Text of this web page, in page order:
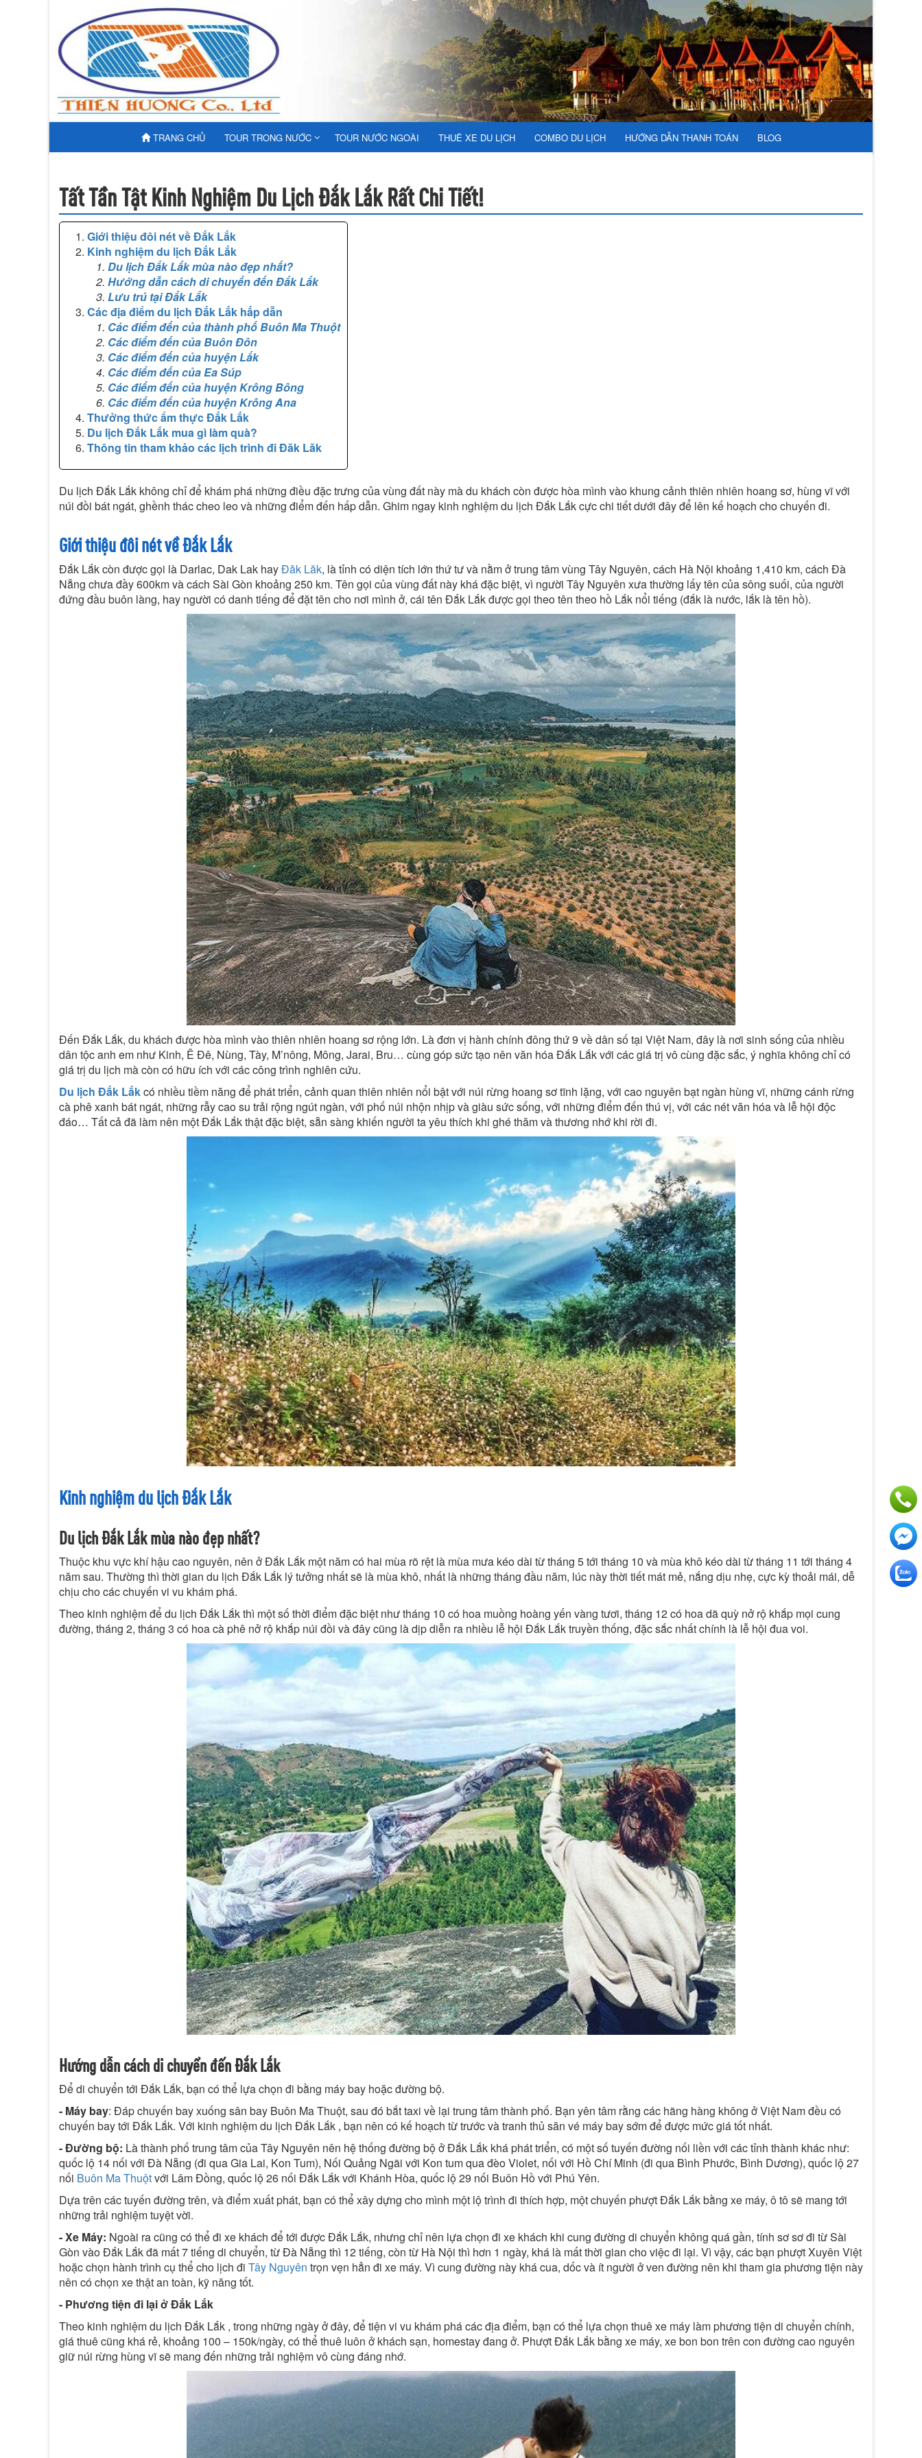
TRANG CHỦ TOUR TRONG NƯỚC TOUR NƯỚC NGOÀI THUÊ XE DU LỊCH COMBO DU LỊCH HƯỚNG DẪN THANH TOÁN BLOG
Tất Tần Tật Kinh Nghiệm Du Lịch Đắk Lắk Rất Chi Tiết!
Giới thiệu đôi nét về Đắk Lắk
Kinh nghiệm du lịch Đắk Lắk
Du lịch Đắk Lắk mùa nào đẹp nhất?
Hướng dẫn cách di chuyển đến Đắk Lắk
Lưu trú tại Đắk Lắk
Các địa điểm du lịch Đắk Lắk hấp dẫn
Các điểm đến của thành phố Buôn Ma Thuột
Các điểm đến của Buôn Đôn
Các điểm đến của huyện Lắk
Các điểm đến của Ea Súp
Các điểm đến của huyện Krông Bông
Các điểm đến của huyện Krông Ana
Thưởng thức ẩm thực Đắk Lắk
Du lịch Đắk Lắk mua gì làm quà?
Thông tin tham khảo các lịch trình đi Đăk Lăk
Du lịch Đắk Lắk không chỉ để khám phá những điều đặc trưng của vùng đất này mà du khách còn được hòa mình vào khung cảnh thiên nhiên hoang sơ, hùng vĩ với
núi đồi bát ngát, ghềnh thác cheo leo và những điểm đến hấp dẫn. Ghim ngay kinh nghiệm du lịch Đắk Lắk cực chi tiết dưới đây để lên kế hoạch cho chuyến đi.
Giới thiệu đôi nét về Đắk Lắk
Đắk Lắk còn được gọi là Darlac, Dak Lak hayĐăk Lăk, là tỉnh có diện tích lớn thứ tư và nằm ở trung tâm vùng Tây Nguyên, cách Hà Nội khoảng 1,410 km, cách Đà
Nẵng chưa đầy 600km và cách Sài Gòn khoảng 250 km. Tên gọi của vùng đất này khá đặc biệt, vì người Tây Nguyên xưa thường lấy tên của sông suối, của người
đứng đầu buôn làng, hay người có danh tiếng để đặt tên cho nơi mình ở, cái tên Đắk Lắk được gọi theo tên theo hồ Lắk nổi tiếng (đắk là nước, lắk là tên hồ).
Đến Đắk Lắk, du khách được hòa mình vào thiên nhiên hoang sơ rộng lớn. Là đơn vị hành chính đông thứ 9 về dân số tại Việt Nam, đây là nơi sinh sống của nhiều
dân tộc anh em như Kinh, Ê Đê, Nùng, Tày, M’nông, Mông, Jarai, Bru… cùng góp sức tạo nên văn hóa Đắk Lắk với các giá trị vô cùng đặc sắc, ý nghĩa không chỉ có
giá trị du lịch mà còn có hữu ích với các công trình nghiên cứu.
Du lịch Đắk Lắkcó nhiều tiềm năng để phát triển, cảnh quan thiên nhiên nổi bật với núi rừng hoang sơ tĩnh lặng, với cao nguyên bạt ngàn hùng vĩ, những cánh rừng
cà phê xanh bát ngát, những rẫy cao su trải rộng ngút ngàn, với phố núi nhộn nhịp và giàu sức sống, với những điểm đến thú vị, với các nét văn hóa và lễ hội độc
đáo… Tất cả đã làm nên một Đắk Lắk thật đặc biệt, sẵn sàng khiến người ta yêu thích khi ghé thăm và thương nhớ khi rời đi.
Kinh nghiệm du lịch Đắk Lắk
Du lịch Đắk Lắk mùa nào đẹp nhất?
Thuộc khu vực khí hậu cao nguyên, nên ở Đắk Lắk một năm có hai mùa rõ rệt là mùa mưa kéo dài từ tháng 5 tới tháng 10 và mùa khô kéo dài từ tháng 11 tới tháng 4
năm sau. Thường thì thời gian du lịch Đắk Lắk lý tưởng nhất sẽ là mùa khô, nhất là những tháng đầu năm, lúc này thời tiết mát mẻ, nắng dịu nhẹ, cực kỳ thoải mái, dễ
chịu cho các chuyến vi vu khám phá.
Theo kinh nghiệm để du lịch Đắk Lắk thì một số thời điểm đặc biệt như tháng 10 có hoa muồng hoàng yến vàng tươi, tháng 12 có hoa dã quỳ nở rộ khắp mọi cung
đường, tháng 2, tháng 3 có hoa cà phê nở rộ khắp núi đồi và đây cũng là dịp diễn ra nhiều lễ hội Đắk Lắk truyền thống, đặc sắc nhất chính là lễ hội đua voi.
Hướng dẫn cách di chuyển đến Đắk Lắk
Để di chuyển tới Đắk Lắk, bạn có thể lựa chọn đi bằng máy bay hoặc đường bộ.
- Máy bay: Đáp chuyến bay xuống sân bay Buôn Ma Thuột, sau đó bắt taxi về lại trung tâm thành phố. Bạn yên tâm rằng các hãng hàng không ở Việt Nam đều có
chuyến bay tới Đắk Lắk. Với kinh nghiệm du lịch Đắk Lắk , bạn nên có kế hoạch từ trước và tranh thủ săn vé máy bay sớm để được mức giá tốt nhất.
- Đường bộ: Là thành phố trung tâm của Tây Nguyên nên hệ thống đường bộ ở Đắk Lắk khá phát triển, có một số tuyến đường nối liền với các tỉnh thành khác như:
quốc lộ 14 nối với Đà Nẵng (đi qua Gia Lai, Kon Tum), Nối Quảng Ngãi với Kon tum qua đèo Violet, nối với Hồ Chí Minh (đi qua Bình Phước, Bình Dương), quốc lộ 27
nối Buôn Ma Thuộtvới Lâm Đồng, quốc lộ 26 nối Đắk Lắk với Khánh Hòa, quốc lộ 29 nối Buôn Hồ với Phú Yên.
Dựa trên các tuyến đường trên, và điểm xuất phát, bạn có thể xây dựng cho mình một lộ trình đi thích hợp, một chuyến phượt Đắk Lắk bằng xe máy, ô tô sẽ mang tới
những trải nghiệm tuyệt vời.
- Xe Máy: Ngoài ra cũng có thể đi xe khách để tới được Đắk Lắk, nhưng chỉ nên lựa chọn đi xe khách khi cung đường di chuyển không quá gần, tính sơ sơ đi từ Sài
Gòn vào Đắk Lắk đã mất 7 tiếng di chuyển, từ Đà Nẵng thì 12 tiếng, còn từ Hà Nội thì hơn 1 ngày, khá là mất thời gian cho việc đi lại. Vì vậy, các bạn phượt Xuyên Việt
hoặc chọn hành trình cụ thể cho lịch đi Tây Nguyên trọn vẹn hẳn đi xe máy. Vì cung đường này khá cua, dốc và ít người ở ven đường nên khi tham gia phương tiện này
nên có chọn xe thật an toàn, kỹ năng tốt.
- Phương tiện đi lại ở Đắk Lắk
Theo kinh nghiệm du lịch Đắk Lắk , trong những ngày ở đây, để tiện vi vu khám phá các địa điểm, bạn có thể lựa chọn thuê xe máy làm phương tiện di chuyển chính,
giá thuê cũng khá rẻ, khoảng 100 – 150k/ngày, có thể thuê luôn ở khách sạn, homestay đang ở. Phượt Đắk Lắk bằng xe máy, xe bon bon trên con đường cao nguyên
giữ núi rừng hùng vĩ sẽ mang đến những trải nghiệm vô cùng đáng nhớ.